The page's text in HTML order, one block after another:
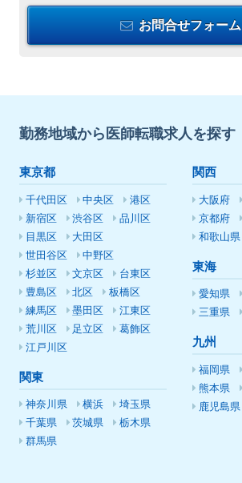
お問合せフォーム
勤務地域から医師転職求人を探す
東京都
千代田区 中央区
港区
新宿区
渋谷区
品川区
目黒区
大田区
世田谷区
中野区
杉並区
文京区
台東区
豊島区
北区
板橋区
練馬区
墨田区
江東区
荒川区
足立区
葛飾区
江戸川区
関東
神奈川県 横浜
埼玉県
千葉県
茨城県
栃木県
群馬県
関西
大阪府
京都府
和歌山県
東海
愛知県
三重県
九州
福岡県
熊本県
鹿児島県